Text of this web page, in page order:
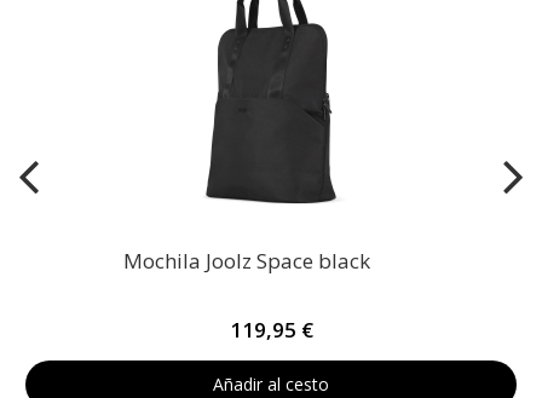
Mochila Joolz Space black
119,95 €
Añadir al cesto